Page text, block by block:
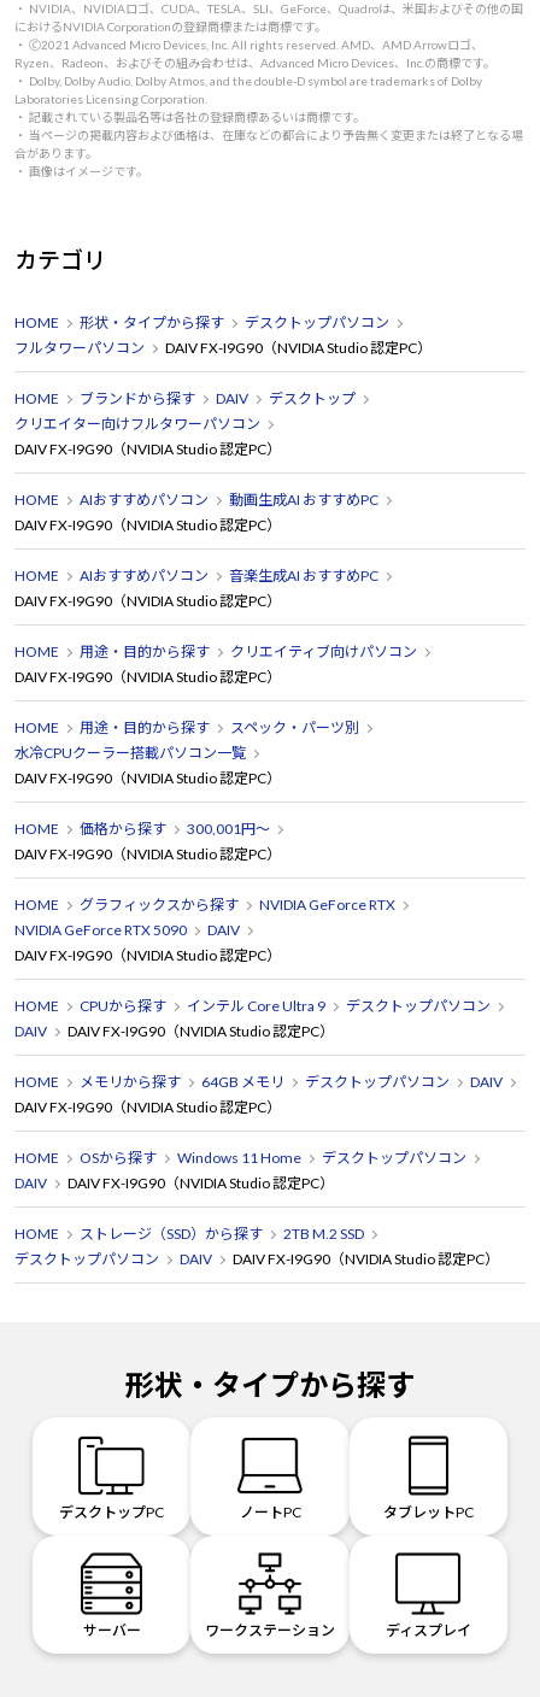
・ NVIDIA、NVIDIAロゴ、CUDA、TESLA、SLI、GeForce、Quadroは、米国およびその他の国
におけるNVIDIA Corporationの登録商標または商標です。
・ 🄫2021 Advanced Micro Devices, Inc. All rights reserved. AMD、AMD Arrowロゴ、
Ryzen、Radeon、およびその組み合わせは、Advanced Micro Devices、Inc.の商標です。
・ Dolby, Dolby Audio, Dolby Atmos, and the double-D symbol are trademarks of Dolby
Laboratories Licensing Corporation.
・ 記載されている製品名等は各社の登録商標あるいは商標です。
・ 当ページの掲載内容および価格は、在庫などの都合により予告無く変更または終了となる場
合があります。
・ 画像はイメージです。
カテゴリ
HOME 形状・タイプから探す
デスクトップパソコン
フルタワーパソコン
DAIV FX-I9G90（NVIDIA Studio 認定PC）
HOME ブランドから探す DAIV
デスクトップ
クリエイター向けフルタワーパソコン
DAIV FX-I9G90（NVIDIA Studio 認定PC）
HOME AIおすすめパソコン
動画生成AI おすすめPC
DAIV FX-I9G90（NVIDIA Studio 認定PC）
HOME AIおすすめパソコン
音楽生成AI おすすめPC
DAIV FX-I9G90（NVIDIA Studio 認定PC）
HOME 用途・目的から探す
クリエイティブ向けパソコン
DAIV FX-I9G90（NVIDIA Studio 認定PC）
HOME 用途・目的から探す
スペック・パーツ別
水冷CPUクーラー搭載パソコン一覧
DAIV FX-I9G90（NVIDIA Studio 認定PC）
HOME 価格から探す
300,001円～
DAIV FX-I9G90（NVIDIA Studio 認定PC）
HOME グラフィックスから探す
NVIDIA GeForce RTX
NVIDIA GeForce RTX 5090
DAIV
DAIV FX-I9G90（NVIDIA Studio 認定PC）
HOME CPUから探す インテル Core Ultra 9
デスクトップパソコン
DAIV
DAIV FX-I9G90（NVIDIA Studio 認定PC）
HOME メモリから探す 64GB メモリ デスクトップパソコン
DAIV
DAIV FX-I9G90（NVIDIA Studio 認定PC）
HOME OSから探す Windows 11 Home
デスクトップパソコン
DAIV
DAIV FX-I9G90（NVIDIA Studio 認定PC）
HOME ストレージ（SSD）から探す
2TB M.2 SSD
デスクトップパソコン
DAIV DAIV FX-I9G90（NVIDIA Studio 認定PC）
形状・タイプから探す
デスクトップPC ノートPC タブレットPC
サーバー ワークステーション ディスプレイ